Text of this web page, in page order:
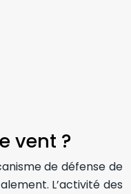
vent ?
de défense de
L’activité des